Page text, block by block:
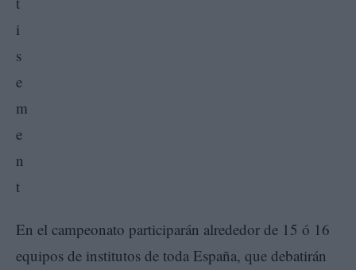
En el campeonato participarán alrededor de 15 ó 16
equipos de institutos de toda España, que debatirán